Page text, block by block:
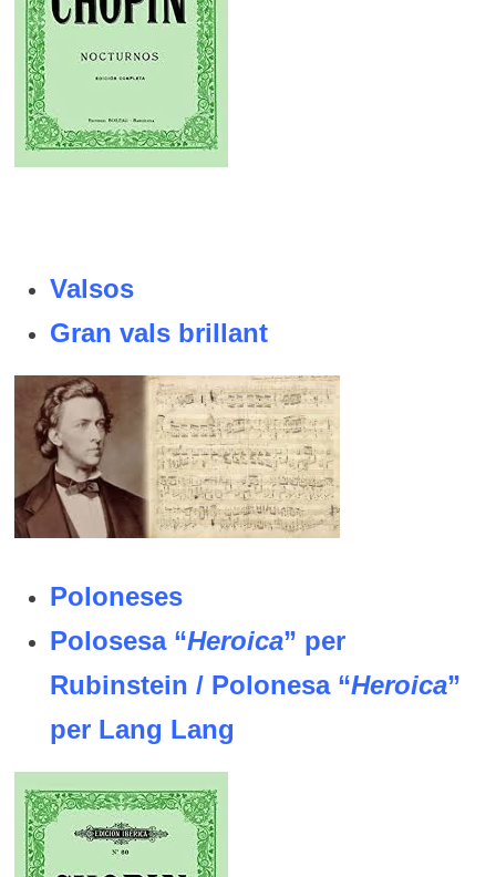
Valsos
Gran vals brillant
Poloneses
Polosesa “Heroica” per
Rubinstein / Polonesa “Heroica”
per Lang Lang